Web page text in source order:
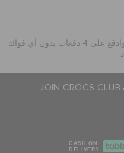
أحصل على ما تحب اليوم وادفع على 4 دفعات بدون أي فوائد
JOIN CROCS CLUB
CASH ON
DELIVERY